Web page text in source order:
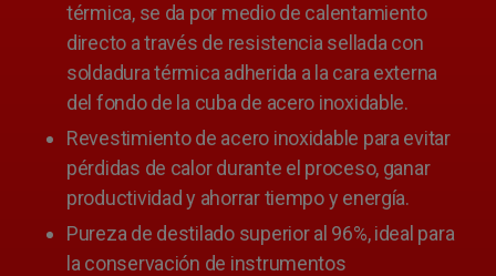
térmica, se da por medio de calentamiento
directo a través de resistencia sellada con
soldadura térmica adherida a la cara externa
del fondo de la cuba de acero inoxidable.
Revestimiento de acero inoxidable para evitar
pérdidas de calor durante el proceso, ganar
productividad y ahorrar tiempo y energía.
Pureza de destilado superior al 96%, ideal para
la conservación de instrumentos